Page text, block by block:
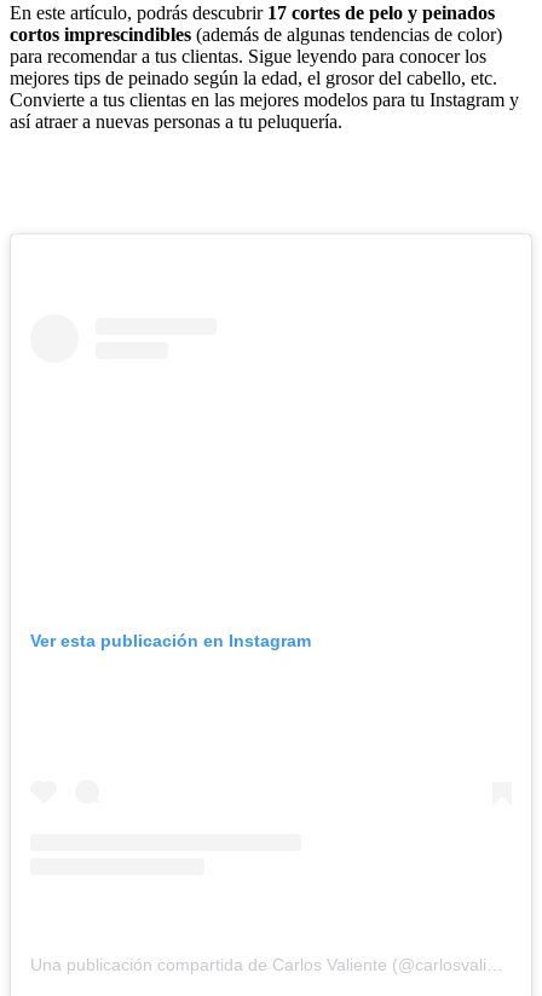
En este artículo, podrás descubrir17 cortes de pelo y peinados
cortos imprescindibles (además de algunas tendencias de color)
para recomendar a tus clientas. Sigue leyendo para conocer los
mejores tips de peinado según la edad, el grosor del cabello, etc.
Convierte a tus clientas en las mejores modelos para tu Instagram y
así atraer a nuevas personas a tu peluquería.
Ver esta publicación en Instagram